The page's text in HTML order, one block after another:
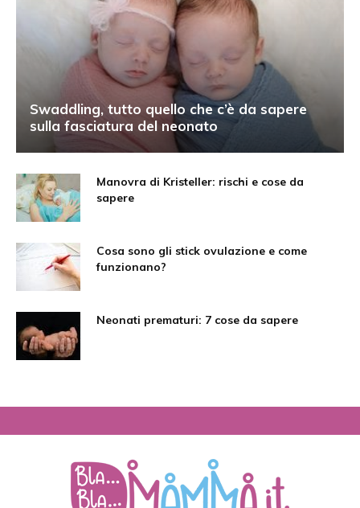
Swaddling, tutto quello che c’è da sapere
sulla fasciatura del neonato
Manovra di Kristeller: rischi e cose da
sapere
Cosa sono gli stick ovulazione e come
funzionano?
Neonati prematuri: 7 cose da sapere